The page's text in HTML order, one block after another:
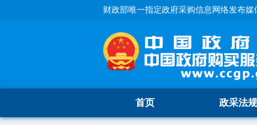
财政部唯一指定政府采购信息网络发布
首页 政采法规